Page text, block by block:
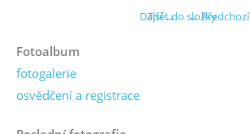
← Předchozí
Další →
Zpět do složky
Fotoalbum
fotogalerie
osvědčení a registrace